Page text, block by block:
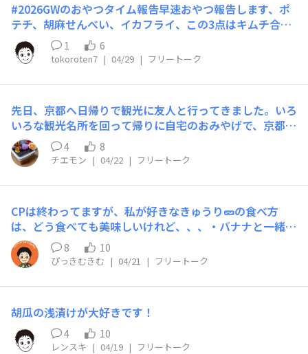
#2026GWのおやつタイム報告早速おやつ報告します、ポ
テチ、胡麻せんべい、イカフライ、この3点はキムチ合い
そうバームクーヘン、相方のバースデイケーキ今のところ
こんな感じです。
1 6
tokoroten7 | 04/29 | フリートーク
先日、京都へ日帰りで観光に友人と行ってきました。いろ
いろな観光名所を回って帰りに自宅のおみやげで、京都の
いろいろな漬物を購入しました。全国各地には、その地独
特の漬物があり漬物を巡る旅も、また楽しいですね！今度
は何処の漬物旅をしようか今から興味がそそられます。
4 8
チエモン | 04/22 | フリートーク
CPは終わってますが、私が好きなきゅうり🥒の食べ方
は、どう食べても美味しいけれど、、、・バナナと一緒に
塩胡椒のサラダ（バナナと共に炒めても◎）どちらも乱切
りで。・鯛味噌で千切りきゅうりを炒め煮（甘味噌で代用
◎）思い返すと…加熱したきゅうりが好きかもです🥰ズッ
キーニと同じ感覚ですね、幼少期から食べてました（ズッ
8 10
ぴっきむきむ | 04/21 | フリートーク
胡瓜の浅漬けが大好きです！
4 10
レンスキ | 04/19 | フリートーク